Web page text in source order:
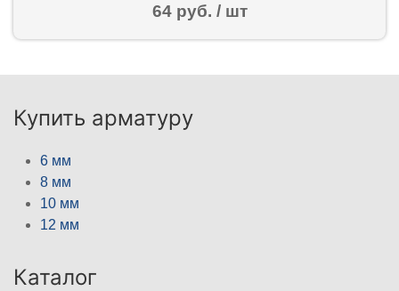
64 руб. / шт
Купить арматуру
6 мм
8 мм
10 мм
12 мм
Каталог